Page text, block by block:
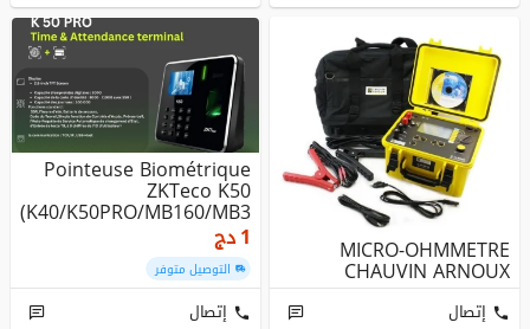
MICRO-OHMMETRE
CHAUVIN ARNOUX
إتصال
Pointeuse Biométrique
ZKTeco K50
(K40/K50PRO/MB160/MB3
60/MB560/HORUS T...
1دج
التوصيل متوفر
إتصال